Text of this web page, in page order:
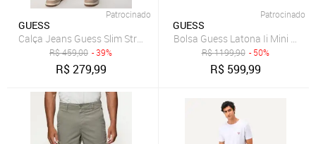
Patrocinado
GUESS
Calça Jeans Guess Slim Straight Preto
R$459,00 - 39%
R$279,99
Patrocinado
GUESS
Bolsa Guess Latona Ii Mini Tote
R$1199,90 - 50%
R$ 599,99